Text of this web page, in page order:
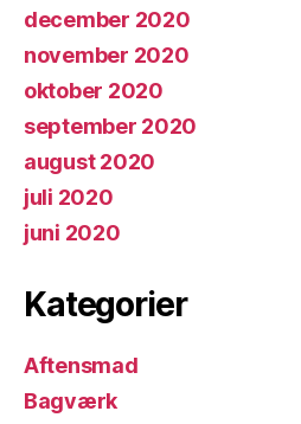
december 2020
november 2020
oktober 2020
september 2020
august 2020
juli 2020
juni 2020
Kategorier
Aftensmad
Bagværk